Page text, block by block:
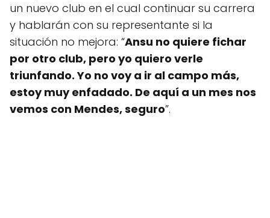
un nuevo club en el cual continuar su carrera
y hablarán con su representante si la
situación no mejora: “Ansu no quiere fichar
por otro club, pero yo quiero verle
triunfando. Yo no voy a ir al campo más,
estoy muy enfadado. De aquí a un mes nos
vemos con Mendes, seguro”.